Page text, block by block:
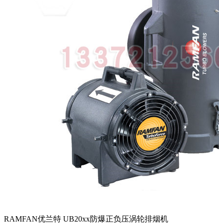
RAMFAN优兰特 UB20xx防爆正负压涡轮排烟机